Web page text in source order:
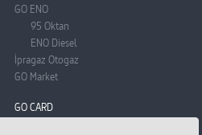
GO ENO
95 Oktan
ENO Diesel
İpragaz Otogaz
GO Market
GO CARD